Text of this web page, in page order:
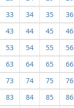
33
34 35 36
43
44 45 46
53
54 55 56
63
64 65 66
73
74 75 76
83
84 85 86